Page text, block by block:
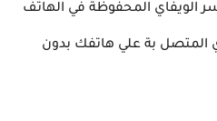
الويفاي المحفوظة في الهاتف
المتصل بة علي هاتفك بدون